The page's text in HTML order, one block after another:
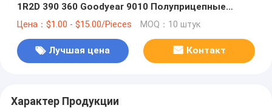
1R2D 390 360 Goodyear 9010 Полуприцепные
воздушные подушки VKNTECH V762
Цена：$1.00 - $15.00/Pieces MOQ：10 штук
Лучшая цена Контакт
Характер Продукции